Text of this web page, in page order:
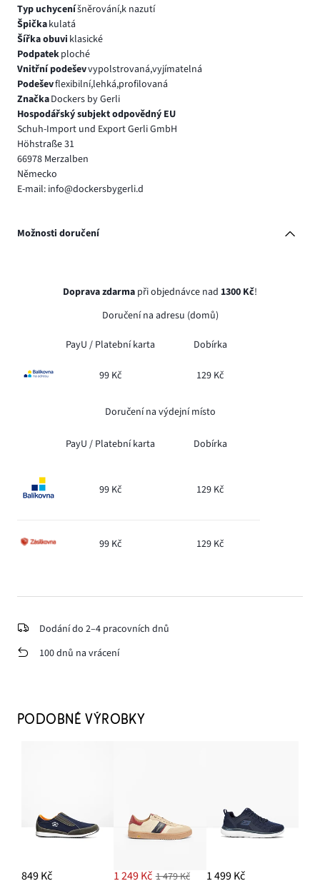
Typ uchyceníšněrování,k nazutí
Špičkakulatá
Šířka obuvi klasické
Podpatekploché
Vnitřní podeševvypolstrovaná,vyjímatelná
Podeševflexibilní,lehká,profilovaná
ZnačkaDockers by Gerli
Hospodářský subjekt odpovědný EU
Schuh-Import und Export Gerli GmbH
Höhstraße 31
66978 Merzalben
Německo
E-mail: info@dockersbygerli.d
Možnosti doručení
Doprava zdarma při objednávce nad 1300 Kč!
Doručení na adresu (domů)
PayU / Platební karta Dobírka
99 Kč 129 Kč
Doručení na výdejní místo
PayU / Platební karta Dobírka
99 Kč 129 Kč
99 Kč 129 Kč
Dodání do 2–4 pracovních dnů
100 dnů na vrácení
PODOBNÉ VÝROBKY
849 Kč 1 249 Kč 1 479 Kč 1 499 Kč